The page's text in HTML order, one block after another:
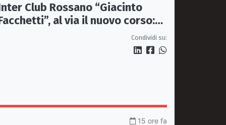
Club Rossano “Giacinto
al via il nuovo corso:
nerazzurra più viva che
Condividi su:
15 ore fa